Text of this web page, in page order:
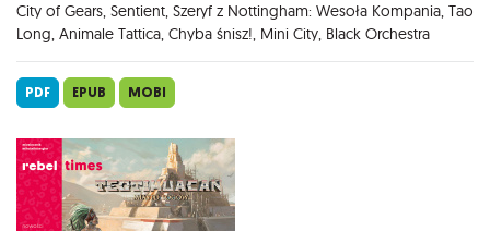
City of Gears, Sentient, Szeryf z Nottingham: Wesoła Kompania, Tao
Long, Animale Tattica, Chyba śnisz!, Mini City, Black Orchestra
PDF EPUB MOBI